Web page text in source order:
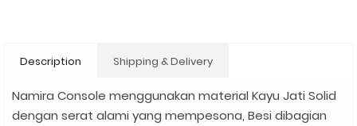
Description Shipping & Delivery
Namira Console menggunakan material Kayu Jati Solid
dengan serat alami yang mempesona, Besi dibagian